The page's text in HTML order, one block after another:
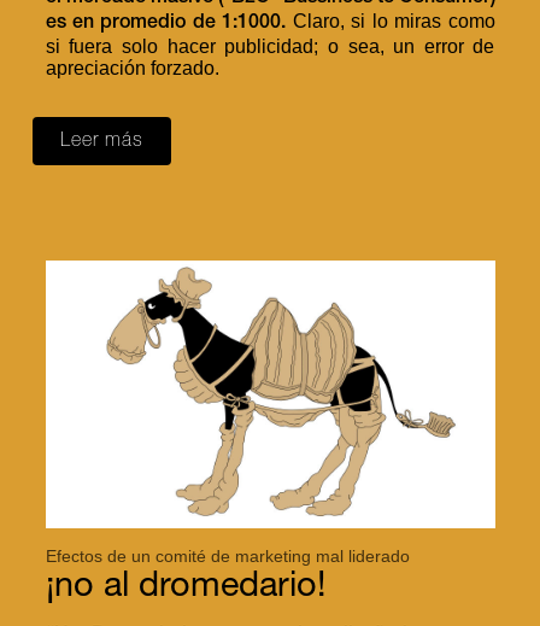
es en promedio de 1:1000. Claro, si lo miras como
si fuera solo hacer publicidad; o sea, un error de
apreciación forzado.
Leer más
Efectos de un comité de marketing mal liderado
¡no al dromedario!